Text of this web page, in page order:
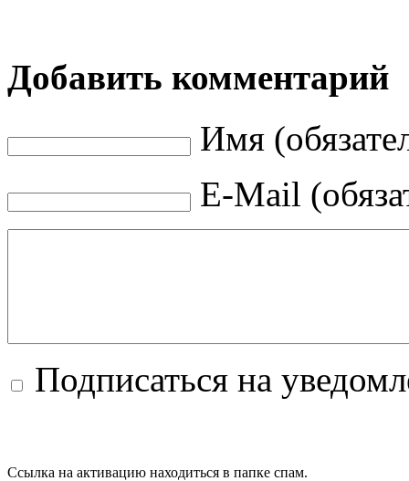
Добавить комментарий
Имя
E-Mail
Подписаться на
Ссылка на активацию находиться в папке спам.